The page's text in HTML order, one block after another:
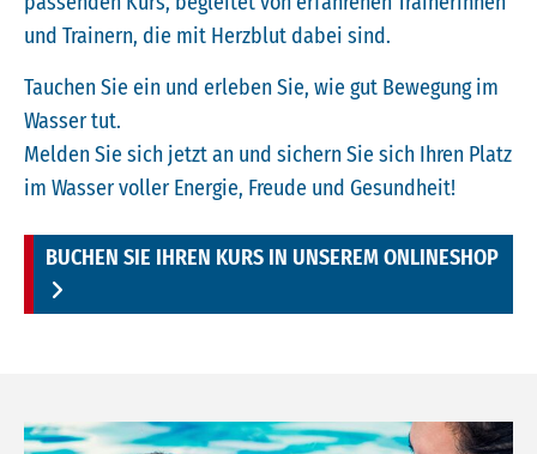
und Trainern, die mit Herzblut dabei sind.
Tauchen Sie ein und erleben Sie, wie gut Bewegung im
Wasser tut.
Melden Sie sich jetzt an und sichern Sie sich Ihren Platz
im Wasser voller Energie, Freude und Gesundheit!
BUCHEN SIE IHREN KURS IN UNSEREM ONLINESHOP